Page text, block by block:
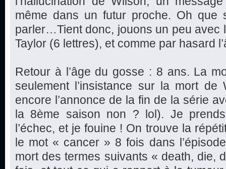
même dans un futur proche. Oh
parler…Tient donc, jouons un peu avec
Taylor (6 lettres), et comme par hasard
Retour à l’âge du gosse : 8 ans. La
seulement l’insistance sur la mort de
encore l’annonce de la fin de la série
la 8ème saison non ? lol). Je
l’échec, et je fouine ! On trouve la
le mot « cancer » 8 fois dans
mort des termes suivants « death, die,